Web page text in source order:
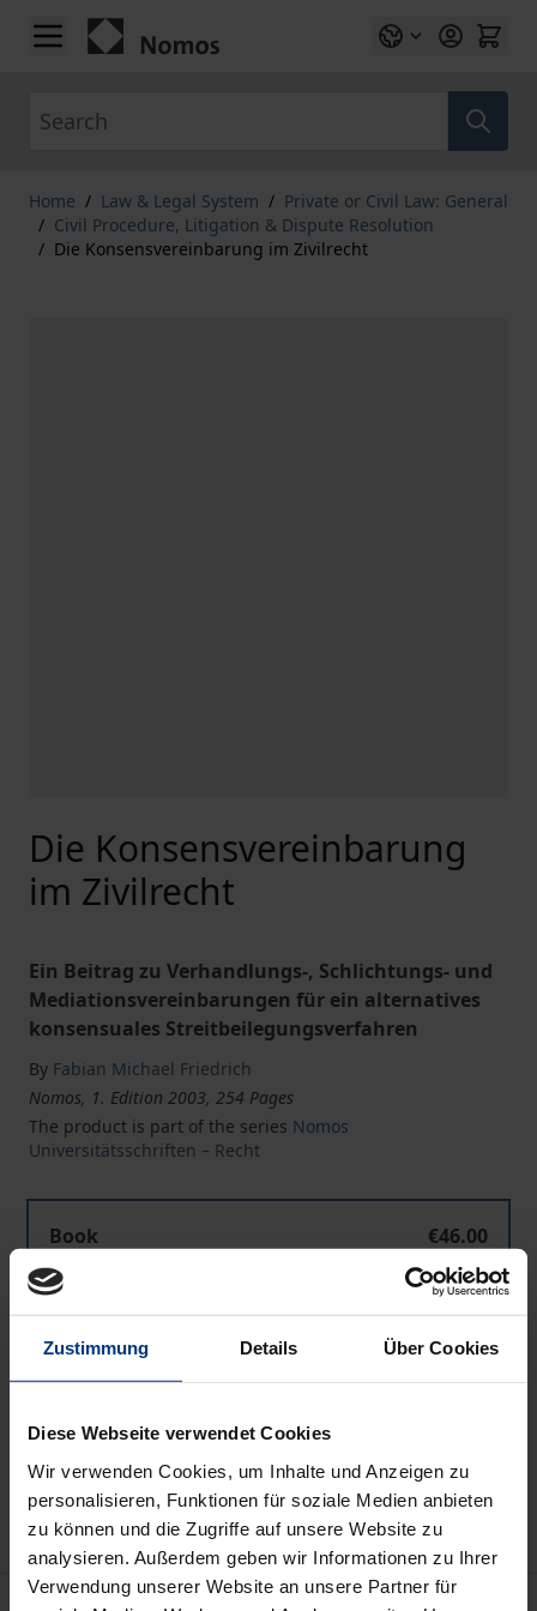
Zustimmung Details Über Cookies
Diese Webseite verwendet Cookies
Wir verwenden Cookies, um Inhalte und Anzeigen zu
personalisieren, Funktionen für soziale Medien anbieten
zu können und die Zugriffe auf unsere Website zu
analysieren. Außerdem geben wir Informationen zu Ihrer
Verwendung unserer Website an unsere Partner für
Skip to Content
Home / Law & Legal System / Private or Civil Law: General
/ Civil Procedure, Litigation & Dispute Resolution
/ Die Konsensvereinbarung im Zivilrecht
Die Konsensvereinbarung
im Zivilrecht
Ein Beitrag zu Verhandlungs-, Schlichtungs- und
Mediationsvereinbarungen für ein alternatives
konsensuales Streitbeilegungsverfahren
By Fabian Michael Friedrich
Nomos, 1. Edition 2003, 254 Pages
The product is part of the series Nomos
Universitätsschriften – Recht
Book
€46.00
ISBN 978-3-7890-8300-6
Not available
Delivery cost notice
Description